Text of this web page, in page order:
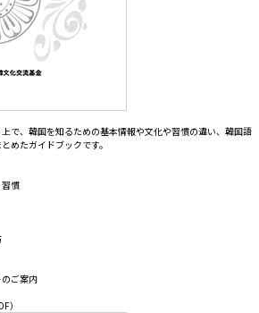
で、韓国を知るための基本情報や文化や習慣の違い、韓国語
めたガイドブックです。
慣
ご案内
）